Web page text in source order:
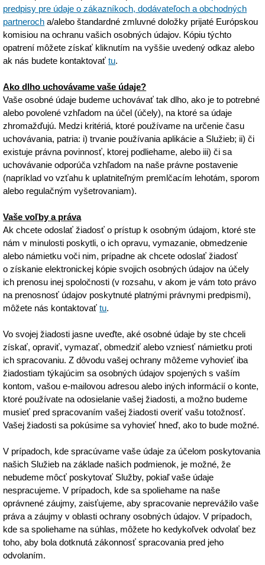
predpisy pre údaje o zákazníkoch, dodávateľoch a obchodných
partneroch a/alebo štandardné zmluvné doložky prijaté Európskou
komisiou na ochranu vašich osobných údajov. Kópiu týchto
opatrení môžete získať kliknutím na vyššie uvedený odkaz alebo
ak nás budete kontaktovaťtu.
Ako dlho uchovávame vaše údaje?
Vaše osobné údaje budeme uchovávať tak dlho, ako je to potrebné
alebo povolené vzhľadom na účel (účely), na ktoré sa údaje
zhromažďujú. Medzi kritériá, ktoré používame na určenie času
uchovávania, patria: i) trvanie používania aplikácie a Služieb; ii) či
existuje právna povinnosť, ktorej podliehame, alebo iii) či sa
uchovávanie odporúča vzhľadom na naše právne postavenie
(napríklad vo vzťahu k uplatniteľným premlčacím lehotám, sporom
alebo regulačným vyšetrovaniam).
Vaše voľby a práva
Ak chcete odoslať žiadosť o prístup k osobným údajom, ktoré ste
nám v minulosti poskytli, o ich opravu, vymazanie, obmedzenie
alebo námietku voči nim, prípadne ak chcete odoslať žiadosť
o získanie elektronickej kópie svojich osobných údajov na účely
ich prenosu inej spoločnosti (v rozsahu, v akom je vám toto právo
na prenosnosť údajov poskytnuté platnými právnymi predpismi),
môžete nás kontaktovaťtu.
Vo svojej žiadosti jasne uveďte, aké osobné údaje by ste chceli
získať, opraviť, vymazať, obmedziť alebo vzniesť námietku proti
ich spracovaniu. Z dôvodu vašej ochrany môžeme vyhovieť iba
žiadostiam týkajúcim sa osobných údajov spojených s vaším
kontom, vašou e-mailovou adresou alebo iných informácií o konte,
ktoré používate na odosielanie vašej žiadosti, a možno budeme
musieť pred spracovaním vašej žiadosti overiť vašu totožnosť.
Vašej žiadosti sa pokúsime sa vyhovieť hneď, ako to bude možné.
V prípadoch, kde spracúvame vaše údaje za účelom poskytovania
našich Služieb na základe našich podmienok, je možné, že
nebudeme môcť poskytovať Služby, pokiaľ vaše údaje
nespracujeme. V prípadoch, kde sa spoliehame na naše
oprávnené záujmy, zaisťujeme, aby spracovanie neprevážilo vaše
práva a záujmy v oblasti ochrany osobných údajov. V prípadoch,
kde sa spoliehame na súhlas, môžete ho kedykoľvek odvolať bez
toho, aby bola dotknutá zákonnosť spracovania pred jeho
odvolaním.